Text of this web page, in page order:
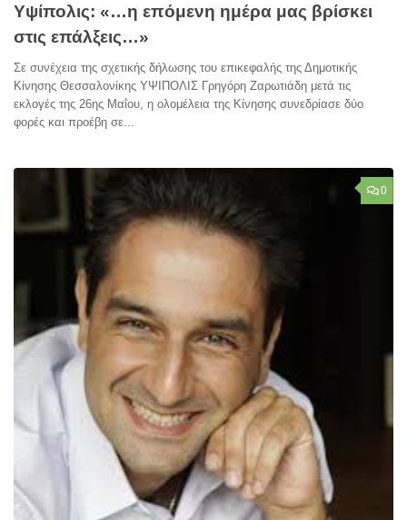
Υψίπολις: «…η επόμενη ημέρα μας βρίσκει
στις επάλξεις…»
Σε συνέχεια της σχετικής δήλωσης του επικεφαλής της Δημοτικής
Κίνησης Θεσσαλονίκης ΥΨΙΠΟΛΙΣ Γρηγόρη Ζαρωτιάδη μετά τις
εκλογές της 26ης Μαΐου, η ολομέλεια της Κίνησης συνεδρίασε δύο
φορές και προέβη σε...
0